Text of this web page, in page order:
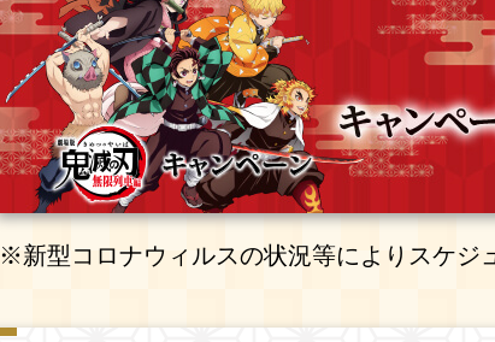
※新型コロナウィルスの状況等により スケジ